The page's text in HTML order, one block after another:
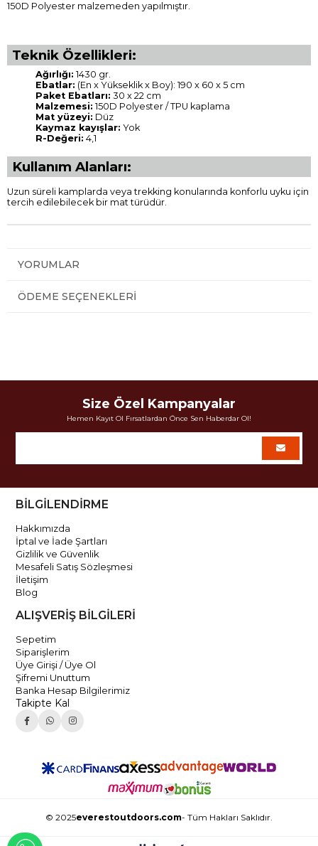
150D Polyester malzemeden yapılmıştır.
Teknik Özellikleri:
Ağırlığı: 1430 gr.
Ebatlar: (En x Yükseklik x Boy): 190 x 60 x 5 cm
Paket Ebatları: 30 x 22 cm
Malzemesi: 150D Polyester / TPU kaplama
Mat yüzeyi: Düz
Kaymaz kayışlar: Yok
R-Değeri: 4,1
Kullanım Alanları:
Uzun süreli kamplarda veya trekking konularında konforlu uyku için
tercih edilebilecek bir mat türüdür.
YORUMLAR
ÖDEME SEÇENEKLERI
Size Özel Kampanyalar
Hemen Kayıt Ol Fırsatlardan Önce Sen Haberdar Ol!
BİLGİLENDİRME
Hakkımızda
İptal ve İade Şartları
Gizlilik ve Güvenlik
Mesafeli Satış Sözleşmesi
İletişim
Blog
ALIŞVERİŞ BİLGİLERİ
Sepetim
Siparişlerim
Üye Girişi / Üye Ol
Şifremi Unuttum
Banka Hesap Bilgilerimiz
Takipte Kal
© 2025everestoutdoors.com- Tüm Hakları Saklıdır.